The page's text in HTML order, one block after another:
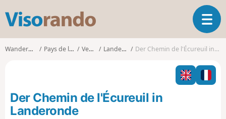
s
o
T
o
g
l
n
Wanderungen Pays de la Loire Vendée Landeronde Der Chemin de l'Écureuil in Landeronde
Der Chemin de l'Écureuil in
Landeronde